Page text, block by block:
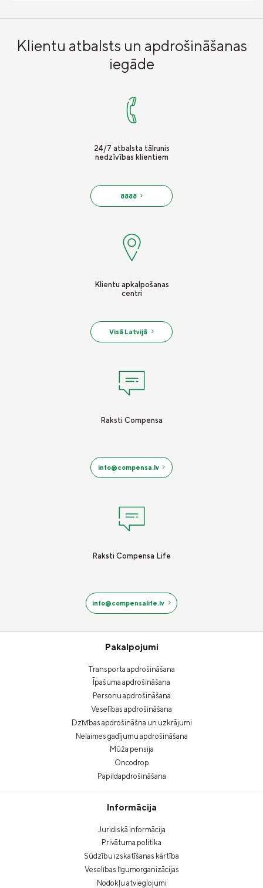
Klientu atbalsts un apdrošināšanas
iegāde
24/7 atbalsta tālrunis
nedzīvības klientiem
8888
Klientu apkalpošanas
centri
Visā Latvijā
Raksti Compensa
info@compensa.lv
Raksti Compensa Life
info@compensalife.lv
Pakalpojumi
Transporta apdrošināšana
Īpašuma apdrošināšana
Personu apdrošināšana
Veselības apdrošināšana
Dzīvības apdrošināšna un uzkrājumi
Nelaimes gadījumu apdrošināšana
Mūža pensija
Oncodrop
Papildapdrošināšana
Informācija
Juridiskā informācija
Privātuma politika
Sūdzību izskatīšanas kārtība
Veselības līgumorganizācijas
Nodokļu atvieglojumi